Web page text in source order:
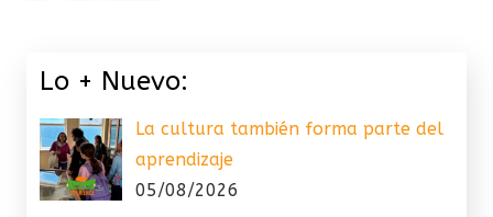
Lo + Nuevo:
La cultura también forma parte del
aprendizaje
05/08/2026